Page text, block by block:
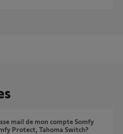
Protect, Tahoma Switch?